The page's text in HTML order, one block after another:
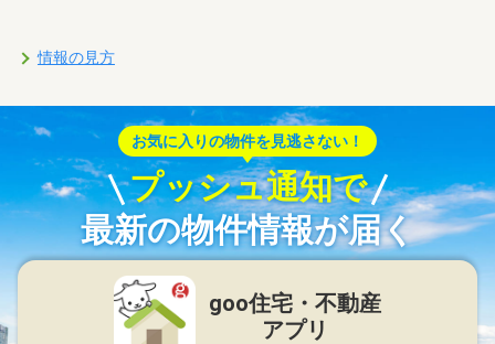
情報の見方
お気に入りの物件を見逃さない！
プッシュ通知で
最新の物件情報が届く
goo住宅・不動産
アプリ